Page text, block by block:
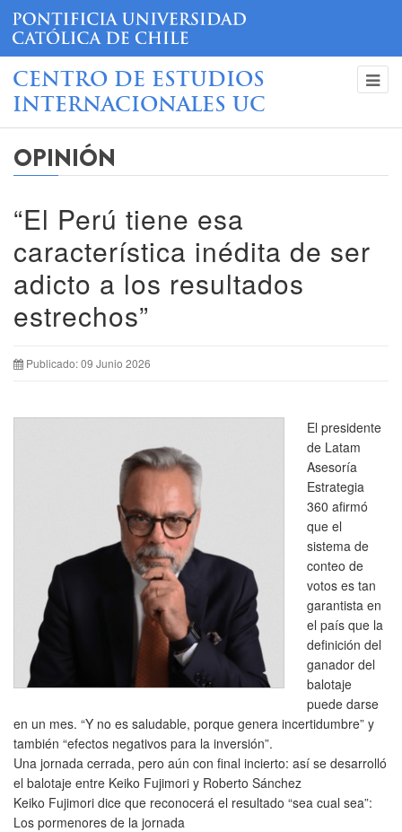
CENTRO DE ESTUDIOS
INTERNACIONALES UC
OPINIÓN
“El Perú tiene esa
característica inédita de ser
adicto a los resultados
estrechos”
Publicado: 09 Junio 2026
El presidente
de Latam
Asesoría
Estrategia
360 afirmó
que el
sistema de
conteo de
votos es tan
garantista en
el país que la
definición del
ganador del
balotaje
puede darse
en un mes. “Y no es saludable, porque genera incertidumbre” y
también “efectos negativos para la inversión”.
Una jornada cerrada, pero aún con final incierto: así se desarrolló
el balotaje entre Keiko Fujimori y Roberto Sánchez
Keiko Fujimori dice que reconocerá el resultado “sea cual sea”:
Los pormenores de la jornada